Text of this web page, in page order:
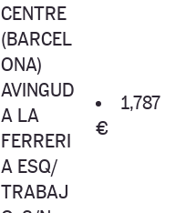
CENTRE
(BARCEL
ONA)
AVINGUD
A LA
FERRERI
A ESQ/
TRABAJ
1,787
€